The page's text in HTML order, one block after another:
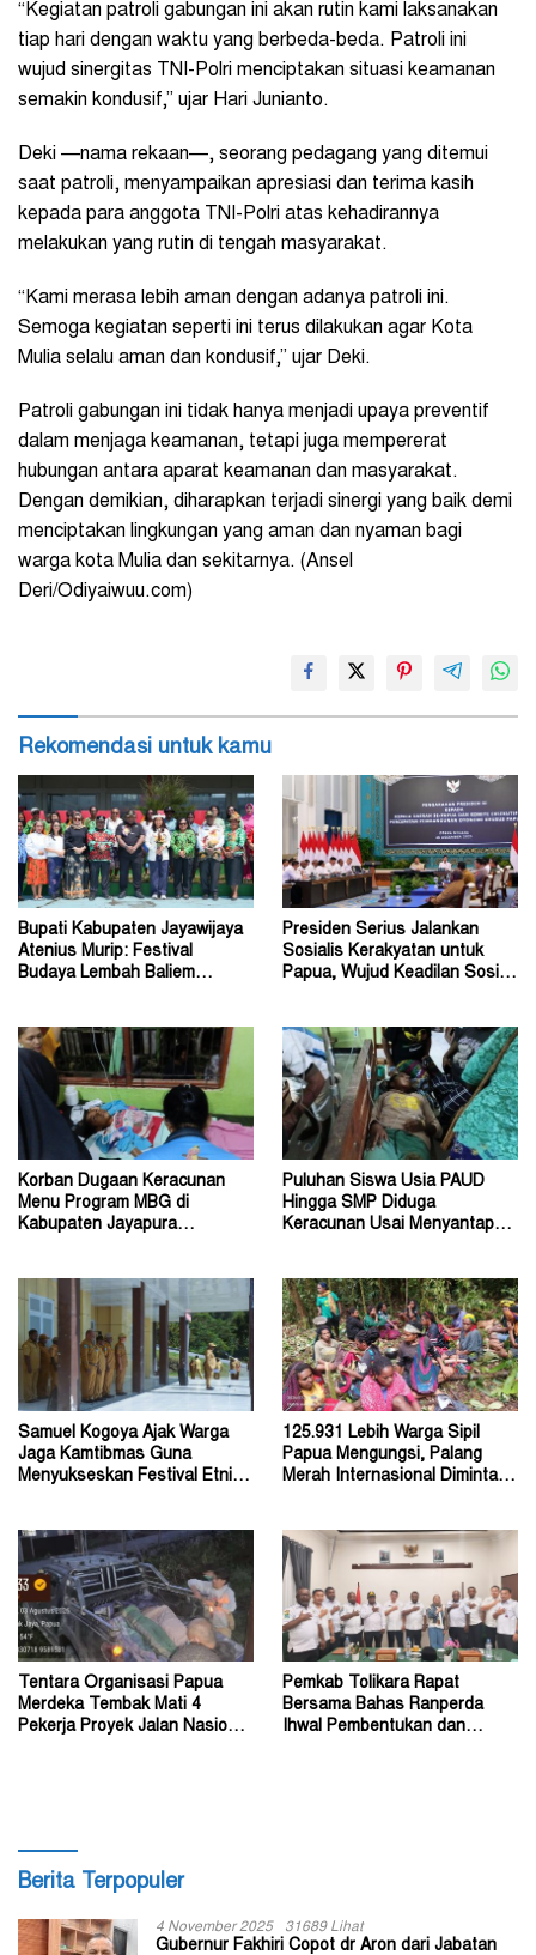
“Kegiatan patroli gabungan ini akan rutin kami laksanakan
tiap hari dengan waktu yang berbeda-beda. Patroli ini
wujud sinergitas TNI-Polri menciptakan situasi keamanan
semakin kondusif,” ujar Hari Junianto.
Deki —nama rekaan—, seorang pedagang yang ditemui
saat patroli, menyampaikan apresiasi dan terima kasih
kepada para anggota TNI-Polri atas kehadirannya
melakukan yang rutin di tengah masyarakat.
“Kami merasa lebih aman dengan adanya patroli ini.
Semoga kegiatan seperti ini terus dilakukan agar Kota
Mulia selalu aman dan kondusif,” ujar Deki.
Patroli gabungan ini tidak hanya menjadi upaya preventif
dalam menjaga keamanan, tetapi juga mempererat
hubungan antara aparat keamanan dan masyarakat.
Dengan demikian, diharapkan terjadi sinergi yang baik demi
menciptakan lingkungan yang aman dan nyaman bagi
warga kota Mulia dan sekitarnya. (Ansel
Deri/Odiyaiwuu.com)
Rekomendasi untuk kamu
Bupati Kabupaten Jayawijaya
Atenius Murip: Festival
Budaya Lembah Baliem
Presiden Serius Jalankan
Sosialis Kerakyatan untuk
Papua, Wujud Keadilan Sosial
Korban Dugaan Keracunan
Menu Program MBG di
Kabupaten Jayapura
Puluhan Siswa Usia PAUD
Hingga SMP Diduga
Keracunan Usai Menyantap
Samuel Kogoya Ajak Warga
Jaga Kamtibmas Guna
Menyukseskan Festival Etnik
125.931 Lebih Warga Sipil
Papua Mengungsi, Palang
Merah Internasional Diminta
Tentara Organisasi Papua
Merdeka Tembak Mati 4
Pekerja Proyek Jalan Nasional
Pemkab Tolikara Rapat
Bersama Bahas Ranperda
Ihwal Pembentukan dan
Berita Terpopuler
4 November 2025 31689 Lihat
Gubernur Fakhiri Copot dr Aron dari Jabatan